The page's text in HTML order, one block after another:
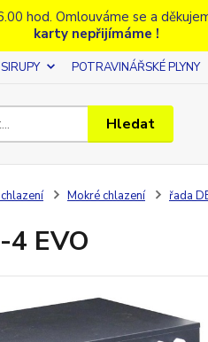
hod. Omlouváme se a
karty nepřijímáme !
SIRUPY POTRAVINÁŘSKÉ PLYNY
Hledat
Mokré chlazení řada
EVO